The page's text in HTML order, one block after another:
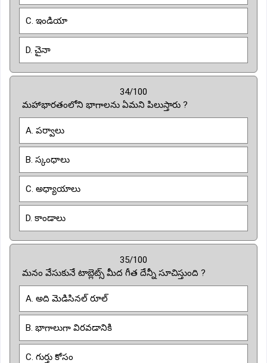
C. ఇండియా
D. చైనా
34/100
మహాభారతంలోని భాగాలను ఏమని పిలుస్తారు ?
A. పర్వాలు
B. స్కంధాలు
C. అధ్యాయాలు
D. కాండాలు
35/100
మనం వేసుకునే టాబ్లెట్స్ మీద గీత దేన్నీ సూచిస్తుంది ?
A. అది మెడిసినల్ రూల్
B. భాగాలుగా విరవడానికి
C. గుర్తు కోసం